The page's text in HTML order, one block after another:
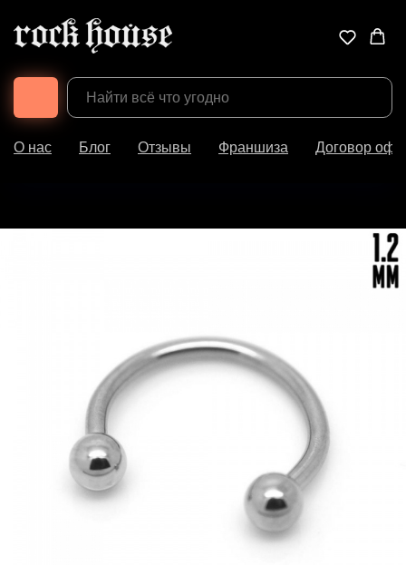
О нас Блог Отзывы Франшиза Договор